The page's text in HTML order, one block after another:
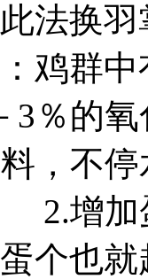
法换
鸡群
3％的
，不
增加
个也